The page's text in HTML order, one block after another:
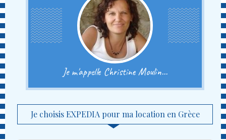
Je m'appelle Christine Moulin...
Je choisis EXPEDIA pour ma location en Grèce